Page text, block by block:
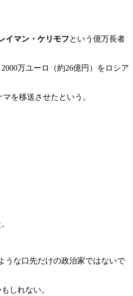
イマン・ケリモフという億万長者
万ユーロ（約26億円）をロシア
を移送させたという。
うな口先だけの政治家ではないで
しれない。